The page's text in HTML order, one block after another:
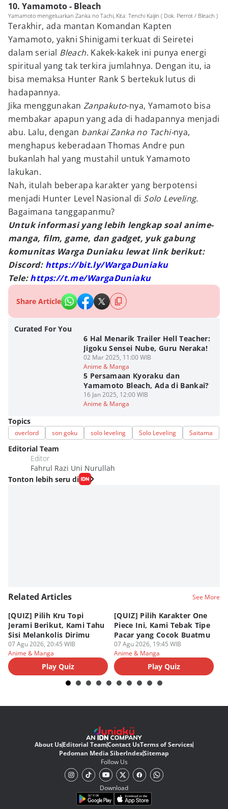
10. Yamamoto - Bleach
Yamamoto mengeluarkan Zanka no Tachi, Kita: Tenchi Kaijin ( Dok. Pierrot / Bleach )
Terakhir, ada mantan Komandan Kapten
Yamamoto, yakni Shinigami terkuat di Seiretei
dalam serial Bleach. Kakek-kakek ini punya energi
spiritual yang tak terkira jumlahnya. Dengan itu, ia
bisa memaksa Hunter Rank S bertekuk lutus di
hadapannya.
Jika menggunakan Zanpakuto-nya, Yamamoto bisa
membakar apapun yang ada di hadapannya menjadi
abu. Lalu, dengan bankai Zanka no Tachi-nya,
menghapus keberadaan Thomas Andre pun
bukanlah hal yang mustahil untuk Yamamoto
lakukan.
Nah, itulah beberapa karakter yang berpotensi
menjadi Hunter Level Nasional di Solo Leveling.
Bagaimana tanggapanmu?
Untuk informasi yang lebih lengkap soal anime-
manga, film, game, dan gadget, yuk gabung
komunitas Warga Duniaku lewat link berikut:
Discord: https://bit.ly/WargaDuniaku
Tele:https://t.me/WargaDuniaku
Share Article
Curated For You
6 Hal Menarik Trailer Hell Teacher:
Jigoku Sensei Nube, Guru Neraka!
02 Mar 2025, 11:00 WIB
Anime & Manga
5 Persamaan Kyoraku dan
Yamamoto Bleach, Ada di Bankai?
16 Jan 2025, 12:00 WIB
Anime & Manga
Topics
overlord son goku solo leveling Solo Leveling Saitama
Editorial Team
Editor
Fahrul Razi Uni Nurullah
Tonton lebih seru di
Related Articles See More
[QUIZ] Pilih Kru Topi
Jerami Berikut, Kami Tahu
Sisi Melankolis Dirimu
07 Agu 2026, 20:45 WIB
Anime & Manga
Play Quiz
[QUIZ] Pilih Karakter One
Piece Ini, Kami Tebak Tipe
Pacar yang Cocok Buatmu
07 Agu 2026, 19:45 WIB
Anime & Manga
Play Quiz
About UsEditorial TeamContact UsTerms of Services
Pedoman Media SiberIndexSitemap
Follow Us
Download